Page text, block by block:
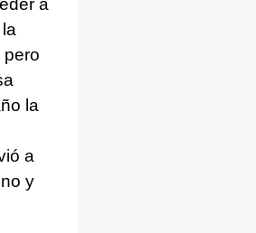
a
pero
la
a
y